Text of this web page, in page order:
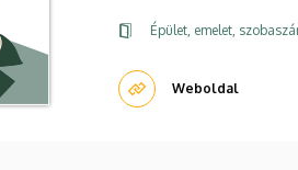
Épület, emelet,
Weboldal